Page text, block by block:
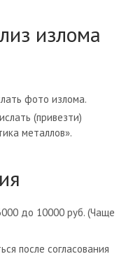
излома
фото излома.
(привезти)
металлов».
до 10000 руб. (Чаще
после согласования